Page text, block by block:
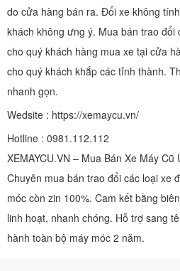
do cửa hàng bán ra. Đổi xe không
khách không ưng ý. Mua bán trao đổi
cho quý khách hàng mua xe tại cửa
cho quý khách khắp các tỉnh thành.
nhanh gọn.
Wedsite : https://xemaycu.vn/
Hotline : 0981.112.112
XEMAYCU.VN – Mua Bán Xe Máy
Chuyên mua bán trao đổi các loại xe
móc còn zin 100%. Cam kết bằng
linh hoạt, nhanh chóng. Hỗ trợ sang
hành toàn bộ máy móc 2 năm.